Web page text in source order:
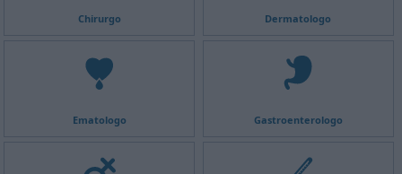
Chirurgo Dermatologo
Ematologo Gastroenterologo